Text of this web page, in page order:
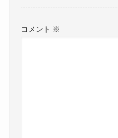
コメント ※